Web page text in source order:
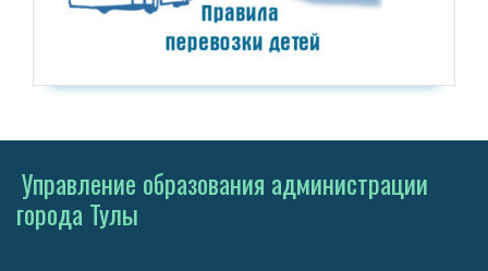
Управление образования администрации
города Тулы